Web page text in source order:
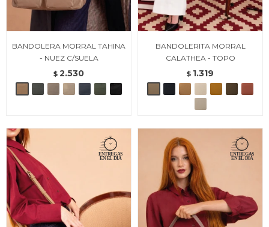
BANDOLERA MORRAL TAHINA
- NUEZ C/SUELA
$ 2.530
BANDOLERITA MORRAL
CALATHEA - TOPO
$ 1.319